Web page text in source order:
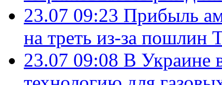
23.07 09:23 Прибыль
на треть из-за пошлин
23.07 09:08 В Украине